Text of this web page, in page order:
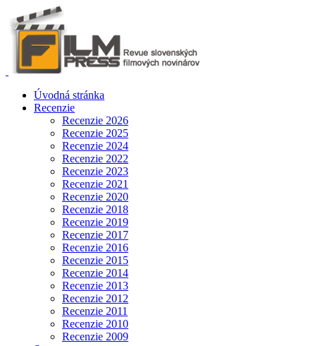
Úvodná stránka
Recenzie
Recenzie 2026
Recenzie 2025
Recenzie 2024
Recenzie 2022
Recenzie 2023
Recenzie 2021
Recenzie 2020
Recenzie 2018
Recenzie 2019
Recenzie 2017
Recenzie 2016
Recenzie 2015
Recenzie 2014
Recenzie 2013
Recenzie 2012
Recenzie 2011
Recenzie 2010
Recenzie 2009